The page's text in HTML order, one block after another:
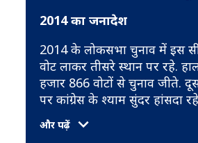
2014 का जनादेश
2014 के लोकसभा चुनाव में इस
वोट लाकर तीसरे स्थान पर रहे.
हजार 866 वोटों से चुनाव जीते.
पर कांग्रेस के श्याम सुंदर हांसदा
और पढ़ें